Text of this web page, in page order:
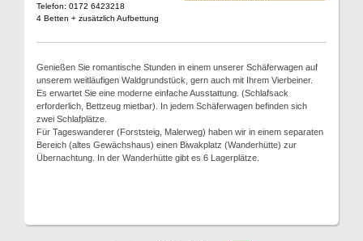
Telefon: 0172 6423218
4 Betten + zusätzlich Aufbettung
Genießen Sie romantische Stunden in einem unserer Schäferwagen auf
unserem weitläufigen Waldgrundstück, gern auch mit Ihrem Vierbeiner.
Es erwartet Sie eine moderne einfache Ausstattung. (Schlafsack
erforderlich, Bettzeug mietbar). In jedem Schäferwagen befinden sich
zwei Schlafplätze.
Für Tageswanderer (Forststeig, Malerweg) haben wir in einem separaten
Bereich (altes Gewächshaus) einen Biwakplatz (Wanderhütte) zur
Übernachtung. In der Wanderhütte gibt es 6 Lagerplätze.